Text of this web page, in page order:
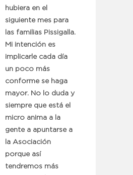
hubiera en el
siguiente mes para
las familias Pissigalla.
Mi intención es
implicarle cada día
un poco más
conforme se haga
mayor. No lo duda y
siempre que está el
micro anima a la
gente a apuntarse a
la Asociación
porque así
tendremos más